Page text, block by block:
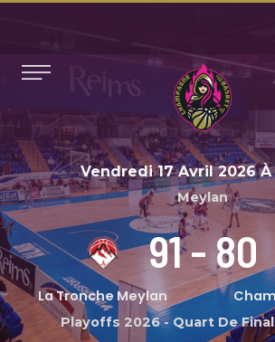
Vendredi 17 Avril 2026À
Meylan
80
-
91
La Tronche Meylan
Playoffs 2026- Quart De